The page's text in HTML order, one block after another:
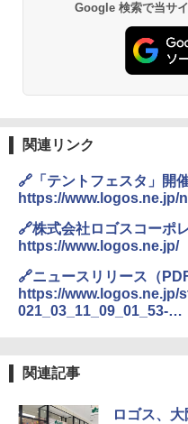
￥3,680
026リニ
レーム
DEWEL
Google 検索で当サ
関連リンク
🔗「テントフェスタ」開
https://www.logos.ne.jp/
🔗株式会社ロゴスコーポ
https://www.logos.ne.jp/
🔗ニュースリリース（PDF
https://www.logos.ne.jp/
021_03_11_09_01_53-
関連記事
ロゴス、